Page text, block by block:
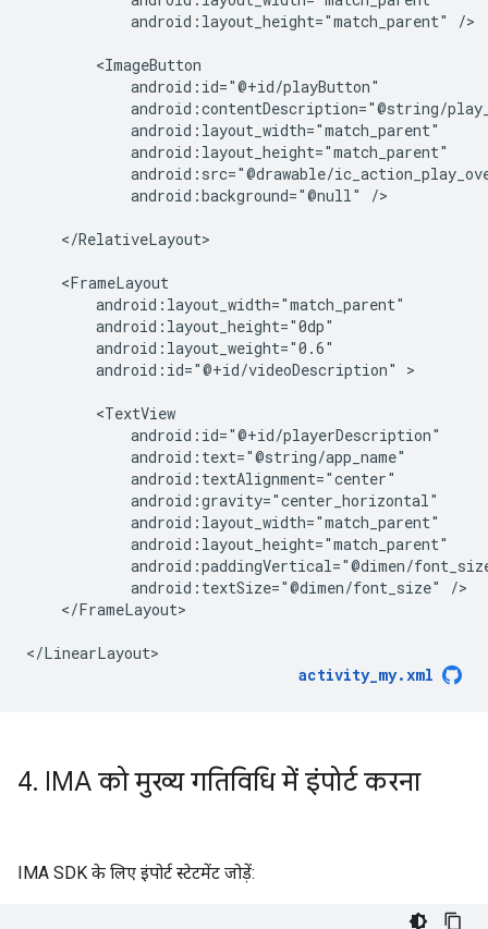
android:layout_height="match_parent"
/>
android:background="@null" />
</RelativeLayout>
android:id="@+id/videoDescription"
>
android:textSize="@dimen/font_size"
</FrameLayout>
activity_my.xml
4. IMA को मुख्य गतिविधि में इंपोर्ट करना
IMA SDK के लिए इंपोर्ट स्टेटमेंट जोड़ें: